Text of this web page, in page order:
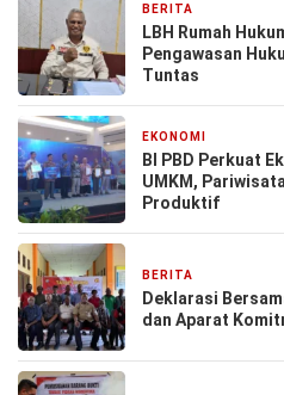
BERITA
LBH Rumah
Pengawasan
Tuntas
EKONOMI
BI PBD Perkuat
UMKM,
Produktif
BERITA
Deklarasi
dan Aparat